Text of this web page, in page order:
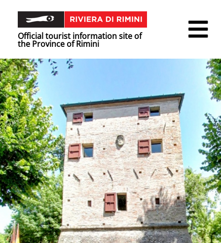
Official tourist information site of
the Province of Rimini